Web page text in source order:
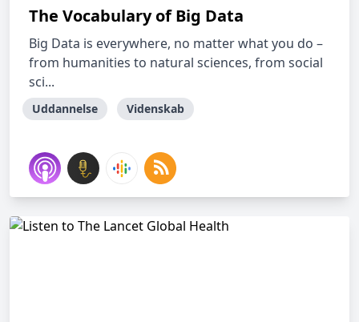
The Vocabulary of Big Data
Big Data is everywhere, no matter what you do –
from humanities to natural sciences, from social
sci...
Uddannelse Videnskab